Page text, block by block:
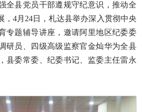
全县党员干部遵规守纪意识，推动全
，4月24日，札达县举办深入贯彻中央
专题辅导讲座，邀请阿里地区纪委委
研员、四级高级监察官金灿华为全县
县委常委、纪委书记、监委主任雷永